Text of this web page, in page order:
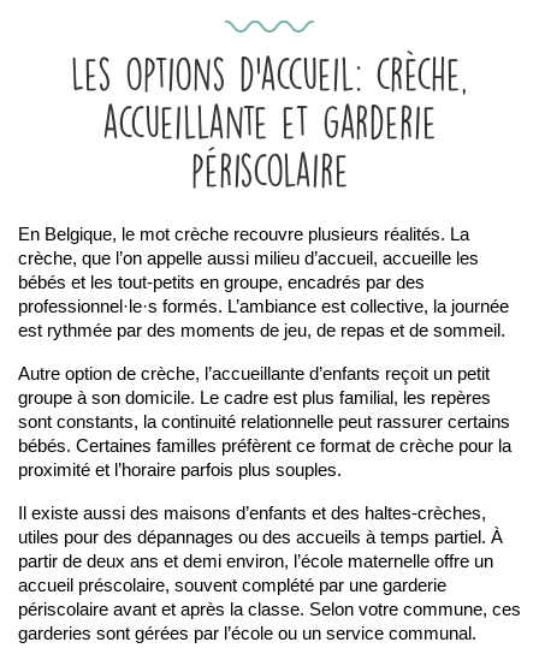
Les options d’accueil: crèche,
accueillante et garderie
périscolaire
En Belgique, le mot crèche recouvre plusieurs réalités. La
crèche, que l’on appelle aussi milieu d’accueil, accueille les
bébés et les tout-petits en groupe, encadrés par des
professionnel·le·s formés. L’ambiance est collective, la journée
est rythmée par des moments de jeu, de repas et de sommeil.
Autre option de crèche, l’accueillante d’enfants reçoit un petit
groupe à son domicile. Le cadre est plus familial, les repères
sont constants, la continuité relationnelle peut rassurer certains
bébés. Certaines familles préfèrent ce format de crèche pour la
proximité et l’horaire parfois plus souples.
Il existe aussi des maisons d’enfants et des haltes-crèches,
utiles pour des dépannages ou des accueils à temps partiel. À
partir de deux ans et demi environ, l’école maternelle offre un
accueil préscolaire, souvent complété par une garderie
périscolaire avant et après la classe. Selon votre commune, ces
garderies sont gérées par l’école ou un service communal.